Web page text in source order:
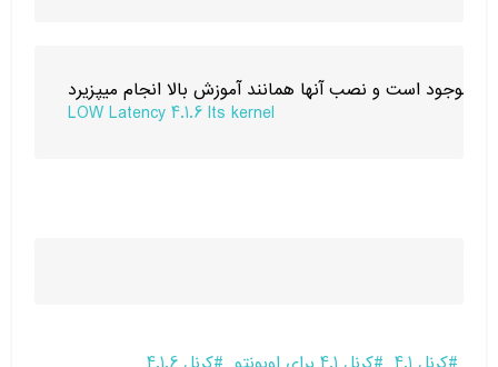
LOW Latency 4.1.6 lts kernel